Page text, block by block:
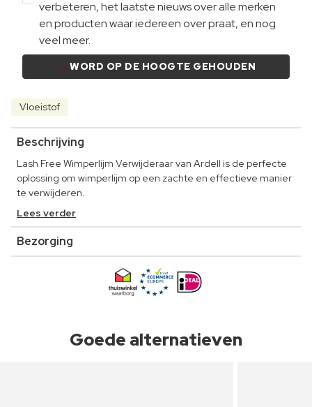
verbeteren, het laatste nieuws over alle merken
en producten waar iedereen over praat, en nog
veel meer.
WORD OP DE HOOGTE GEHOUDEN
Vloeistof
Beschrijving
Lash Free Wimperlijm Verwijderaar van Ardell is de perfecte
oplossing om wimperlijm op een zachte en effectieve manier
te verwijderen.
Lees verder
Bezorging
Goede alternatieven